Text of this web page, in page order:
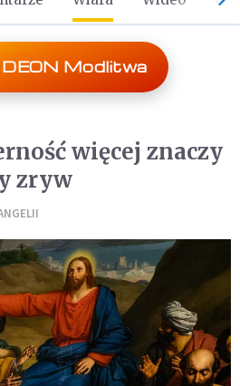
DEON Modlitwa
więcej znaczy
zryw